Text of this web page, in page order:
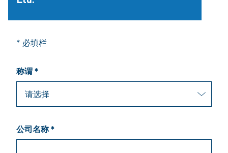
* 必填栏
称谓 *
公司名称 *